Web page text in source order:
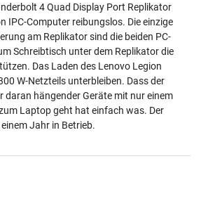
4 Quad Display Port Replikator
IPC-Computer reibungslos. Die einzige
am Replikator sind die beiden PC-
Schreibtisch unter dem Replikator die
Das Laden des Lenovo Legion
W-Netzteils unterbleiben. Dass der
daran hängender Geräte mit nur einem
Laptop geht hat einfach was. Der
Jahr in Betrieb.